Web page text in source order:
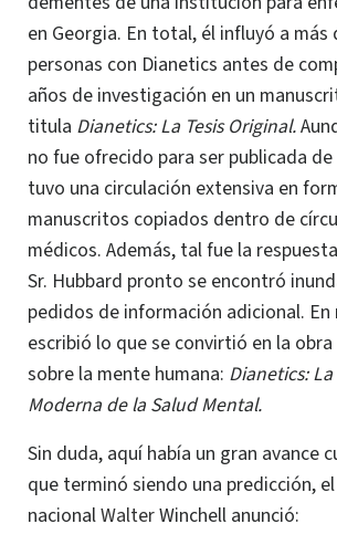
en Georgia. En total, él influyó a
personas con Dianetics antes de
años de investigación en un
titula Dianetics: La Tesis Original.
no fue ofrecido para ser publicada
tuvo una circulación extensiva en
manuscritos copiados dentro de
médicos. Además, tal fue la
Sr. Hubbard pronto se encontró
pedidos de información adicional.
escribió lo que se convirtió en la
sobre la mente humana: Dianetics:
Moderna de la Salud Mental.
Sin duda, aquí había un gran avance
que terminó siendo una predicción,
nacionalWalterWinchell anunció: